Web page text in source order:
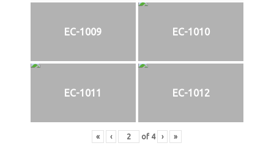
EC-1009 EC-1010
EC-1011 EC-1012
« ‹ of 4 › »